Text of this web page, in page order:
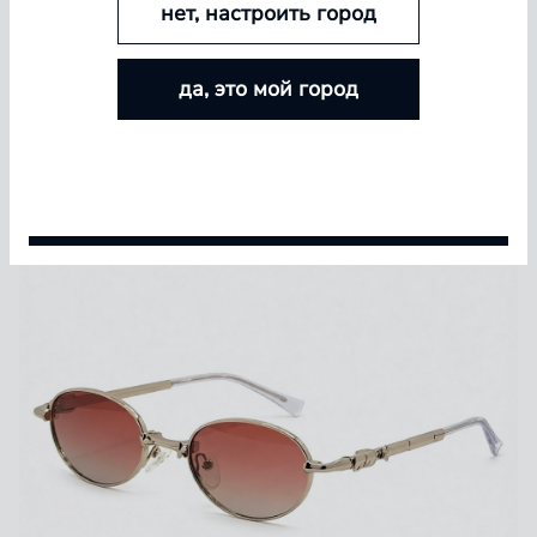
БОЛЬШЕ ЛИНЗ — БОЛЬШЕ СКИДКА
Покупайте контактные линзы Airway и увеличивайте
размер скидки — от 5% до 15%
нет, настроить город
да, это мой город